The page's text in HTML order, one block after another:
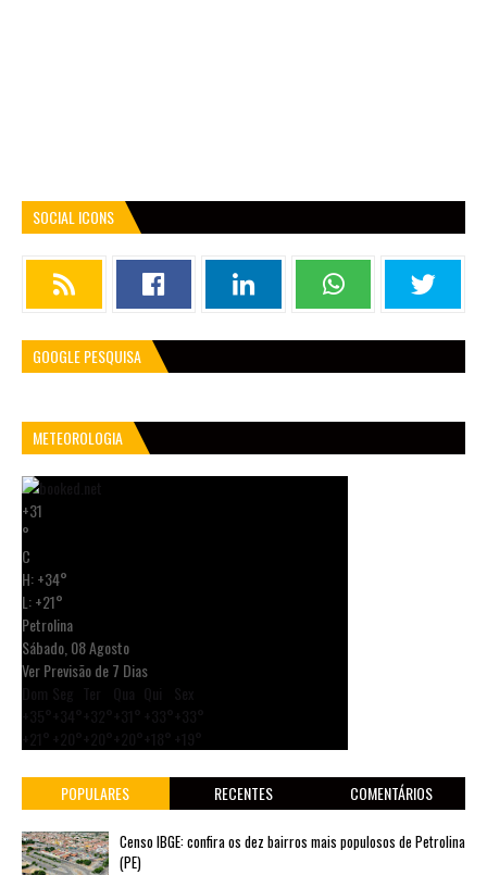
SOCIAL ICONS
GOOGLE PESQUISA
METEOROLOGIA
+31
°
C
H:+34°
L:+21°
Petrolina
Sábado, 08 Agosto
Ver Previsão de 7 Dias
POPULARES RECENTES COMENTÁRIOS
Censo IBGE: confira os dez bairros mais populosos de Petrolina
(PE)